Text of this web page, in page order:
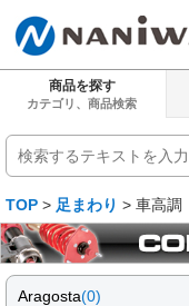
商品を探す
カテゴリ、商品検索
TOP > 足まわり > 車高調
Aragosta(0)